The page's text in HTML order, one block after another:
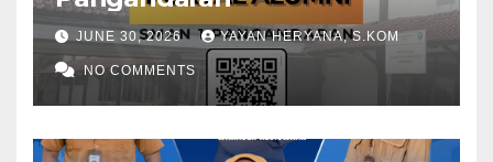
JUNE 30, 2026 YAYAN HERYANA, S.KOM
NO COMMENTS